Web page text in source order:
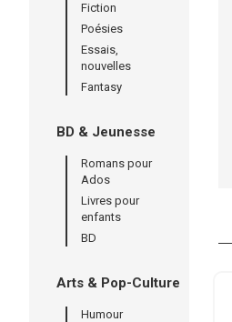
Fiction
Poésies
Essais,
nouvelles
Fantasy
BD & Jeunesse
Romans pour
Ados
Livres pour
enfants
BD
Arts & Pop-Culture
Humour